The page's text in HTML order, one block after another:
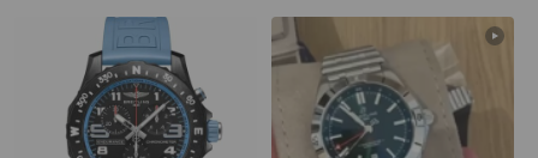
Breitling男錶